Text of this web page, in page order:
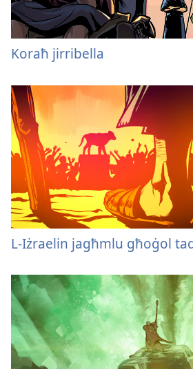
Koraħ jirribella
L-Iżraelin jagħmlu għoġol